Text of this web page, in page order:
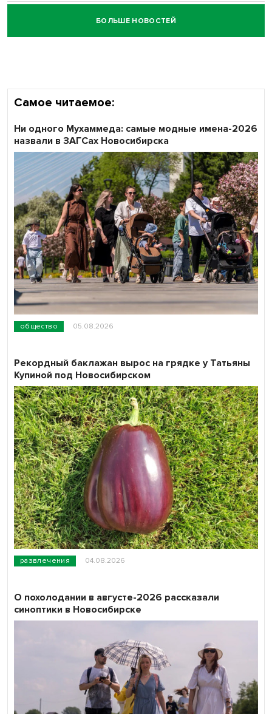
Честный выбор: видеонаблюдение обеспечит
объективность результатов ЕДГ в Новосибирской
БОЛЬШЕ НОВОСТЕЙ
Самое читаемое:
общество 05.08.2026
Ни одного Мухаммеда: самые модные имена-2026
назвали в ЗАГСах Новосибирска
развлечения 04.08.2026
Рекордный баклажан вырос на грядке у Татьяны
Купиной под Новосибирском
О похолодании в августе-2026 рассказали
синоптики в Новосибирске